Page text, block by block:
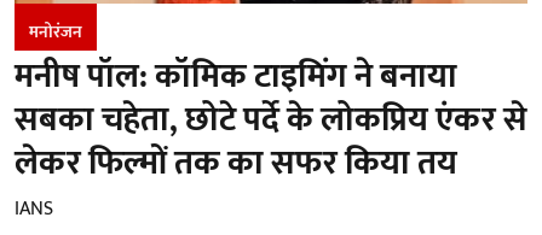
मनोरंजन
मनीष पॉल: कॉमिक टाइमिंग ने बनाया
सबका चहेता, छोटे पर्दे के लोकप्रिय एंकर से
लेकर फिल्मों तक का सफर किया तय
IANS